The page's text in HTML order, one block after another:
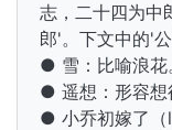
志，二十四为中
郎'。下文中的'
● 雪：比喻浪花
● 遥想：形容想
● 小乔初嫁了（